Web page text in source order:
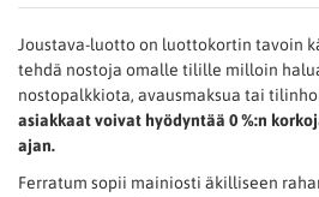
Joustava-luotto on luottokortin tavoin
tehdä nostoja omalle tilille milloin
nostopalkkiota, avausmaksua tai
asiakkaat voivat hyödyntää 0 %:n
ajan.
Ferratum sopii mainiosti äkilliseen